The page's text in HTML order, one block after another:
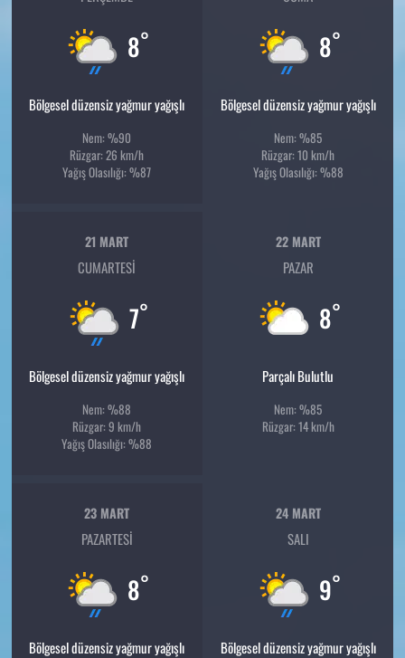
8°
Bölgesel düzensiz yağmur yağışlı
Nem: %90
Rüzgar: 26 km/h
Yağış Olasılığı: %87
8°
Bölgesel düzensiz yağmur yağışlı
Nem: %85
Rüzgar: 10 km/h
Yağış Olasılığı: %88
21 MART
CUMARTESI
7°
Bölgesel düzensiz yağmur yağışlı
Nem: %88
Rüzgar: 9 km/h
Yağış Olasılığı: %88
22 MART
PAZAR
8°
Parçalı Bulutlu
Nem: %85
Rüzgar: 14 km/h
23 MART
PAZARTESI
8°
Bölgesel düzensiz yağmur yağışlı
24 MART
SALI
9°
Bölgesel düzensiz yağmur yağışlı